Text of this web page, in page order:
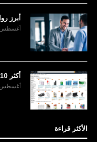
أبرز
أغسطس 5, 2026
أكثر 10 منتجات مبيعًا على أمازون
أغسطس 5, 2026
الأكثر قراءة